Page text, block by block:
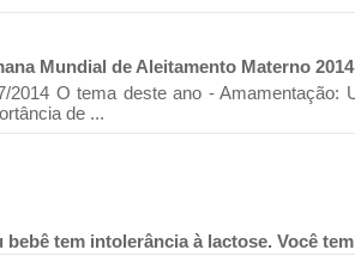
Mundial de Aleitamento Materno 2014
2014 O tema deste ano - Amamentação:
de ...
bebê tem intolerância à lactose. Você